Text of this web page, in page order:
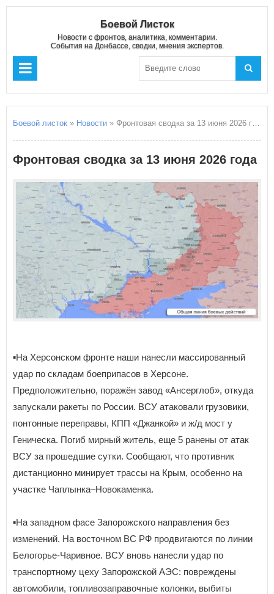
Боевой Листок
Новости с фронтов, аналитика, комментарии.
События на Донбассе, сводки, мнения экспертов.
Боевой листок » Новости » Фронтовая сводка за 13 июня 2026 года
Фронтовая сводка за 13 июня 2026 года
▪️На Херсонском фронте наши нанесли массированный
удар по складам боеприпасов в Херсоне.
Предположительно, поражён завод «Ансерглоб», откуда
запускали ракеты по России. ВСУ атаковали грузовики,
понтонные переправы, КПП «Джанкой» и ж/д мост у
Геническа. Погиб мирный житель, еще 5 ранены от атак
ВСУ за прошедшие сутки. Сообщают, что противник
дистанционно минирует трассы на Крым, особенно на
участке Чаплынка–Новокаменка.
▪️На западном фасе Запорожского направления без
изменений. На восточном ВС РФ продвигаются по линии
Белогорье-Чаривное. ВСУ вновь нанесли удар по
транспортному цеху Запорожской АЭС: повреждены
автомобили, топливозаправочные колонки, выбиты